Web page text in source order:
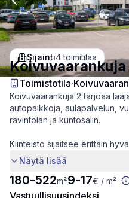
Previous slide
Sijainti4toimitilaa
Koivuvaarankuja
Toimistotila·
Koivuvaarankuja 2 tarjoaa
autopaikkoja, aulapalvelun,
ravintolan ja kuntosalin.
Kiinteistö sijaitsee erittäin
Näytä lisää
180-522m²9-17€ / m²
Vastuullisuusindeksi